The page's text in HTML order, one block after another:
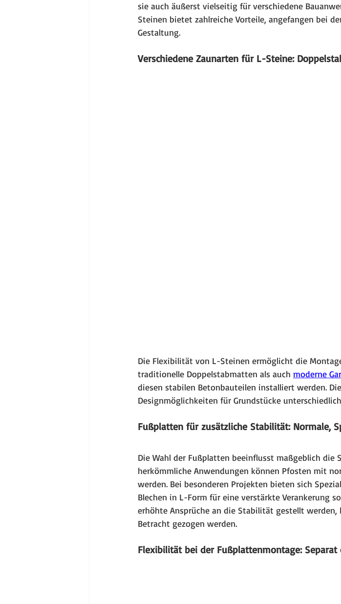
sie auch äußerst vielseitig für verschiedene
Steinen bietet zahlreiche Vorteile, angefangen bei
Gestaltung.
Verschiedene Zaunarten für L-Steine:
Die Flexibilität von L-Steinen ermöglicht die
traditionelle Doppelstabmatten als auch moderne
diesen stabilen Betonbauteilen installiert werden.
Designmöglichkeiten für Grundstücke
Fußplatten für zusätzliche Stabilität: Normale,
Die Wahl der Fußplatten beeinflusst maßgeblich die
herkömmliche Anwendungen können Pfosten mit
werden. Bei besonderen Projekten bieten sich
Blechen in L-Form für eine verstärkte Verankerung
erhöhte Ansprüche an die Stabilität gestellt
Betracht gezogen werden.
Flexibilität bei der Fußplattenmontage: